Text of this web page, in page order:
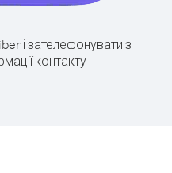
і зателефонувати з
контакту